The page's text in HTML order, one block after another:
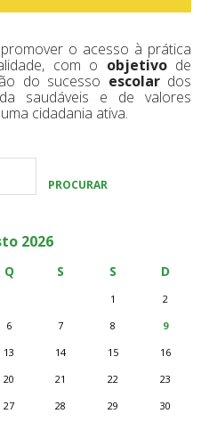
o acesso à prática
com o objetivode
do sucesso escolardos
saudáveis e de valores
cidadania ativa.
2026
Q S S D
1
2
6 7 8
9
13 14 15
16
20 21 22
23
27 28 29
30